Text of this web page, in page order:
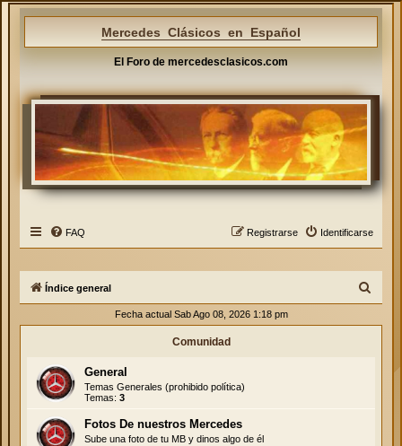
Mercedes Clásicos en Español
El Foro de mercedesclasicos.com
FAQ Identificarse
Registrarse
Índice general
Fecha actual Sab Ago 08, 2026 1:18 pm
Comunidad
General
Temas Generales (prohibido política)
Temas: 3
Fotos De nuestros Mercedes
Sube una foto de tu MB y dinos algo de él